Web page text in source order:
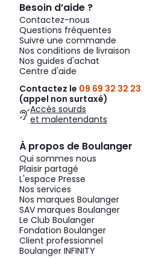
Besoin d’aide ?
Contactez-nous
Questions fréquentes
Suivre une commande
Nos conditions de livraison
Nos guides d'achat
Centre d'aide
Contactez le 09 69 32 32 23
(appel non surtaxé)
Accès sourds
et malentendants
À propos de Boulanger
Qui sommes nous
Plaisir partagé
L'espace Presse
Nos services
Nos marques Boulanger
SAV marques Boulanger
Le Club Boulanger
Fondation Boulanger
Client professionnel
Boulanger INFINITY